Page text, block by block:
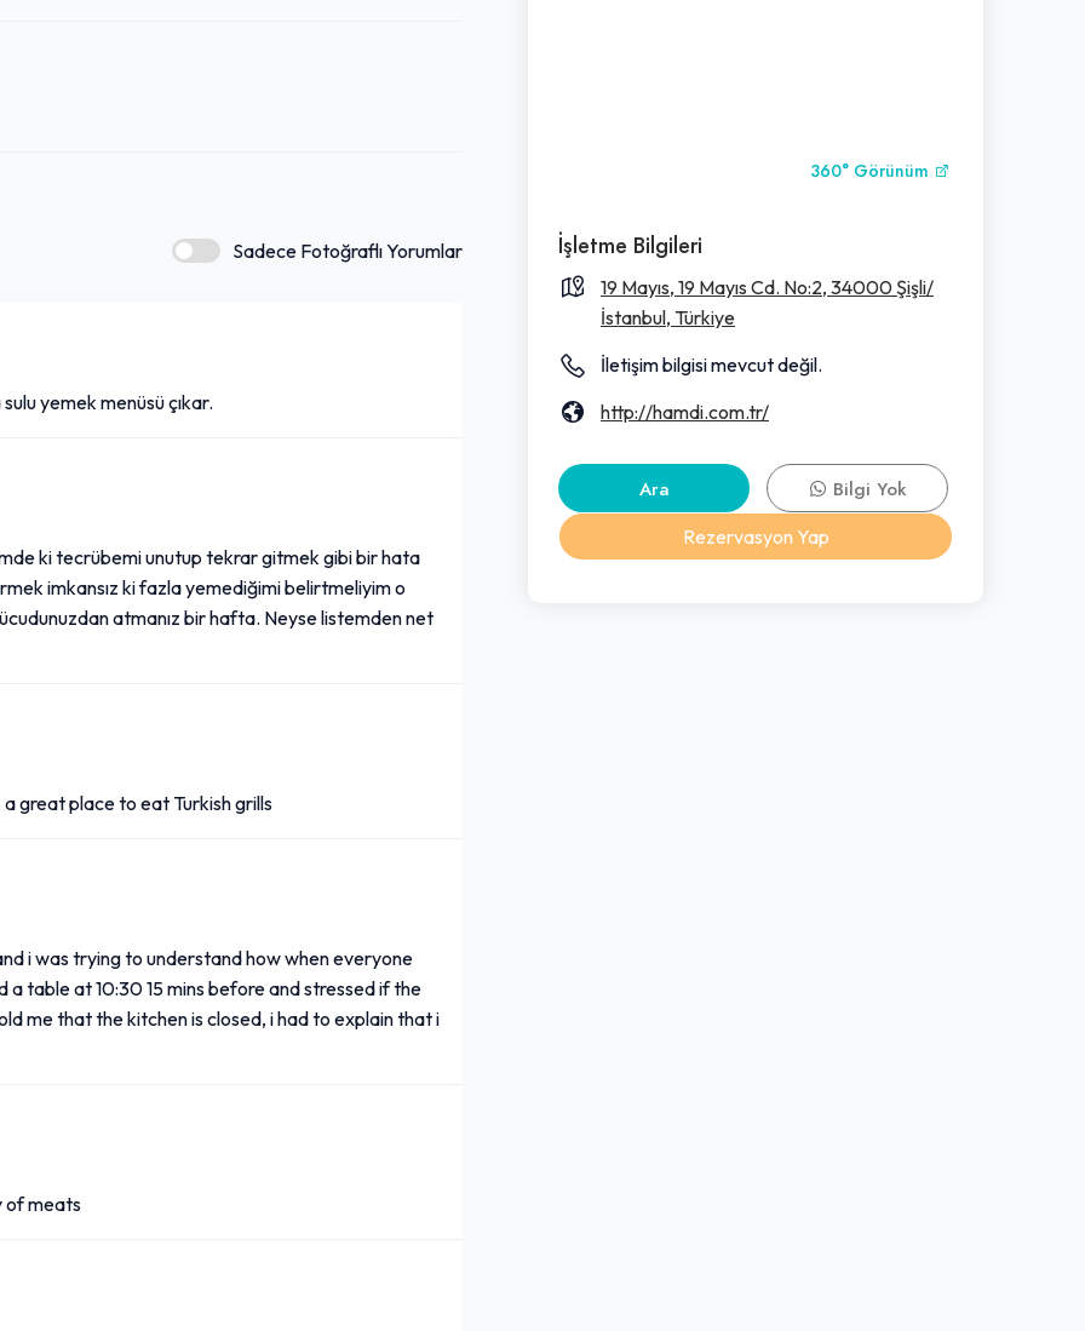
Sadece Fotoğraflı Yorumlar
yemek menüsü çıkar.
ki tecrübemi unutup tekrar gitmek gibi bir hata
imkansız ki fazla yemediğimi belirtmeliyim o
atmanız bir hafta. Neyse listemden net
great place to eat Turkish grills
i was trying to understand how when everyone
table at 10:30 15 mins before and stressed if the
me that the kitchen is closed, i had to explain that i
of meats
360° Görünüm
İşletme Bilgileri
19 Mayıs, 19 Mayıs Cd. No:2, 34000 Şişli/
İstanbul, Türkiye
İletişim bilgisi mevcut değil.
http://hamdi.com.tr/
Ara
Bilgi Yok
Rezervasyon Yap